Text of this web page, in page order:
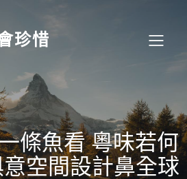
珍惜
條魚看 粵味若何
空間設計鼻全球